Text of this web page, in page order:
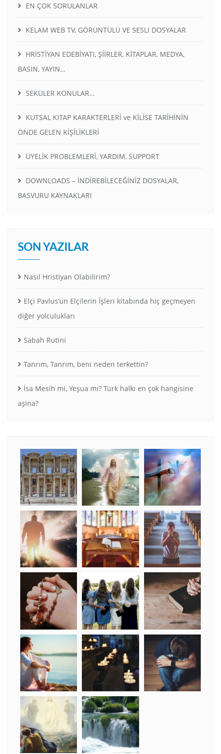
EN ÇOK SORULANLAR
KELAM WEB TV, GÖRÜNTÜLÜ VE SESLI DOSYALAR
HRİSTİYAN EDEBİYATI, ŞİİRLER, KİTAPLAR, MEDYA,
BASIN, YAYIN…
SEKÜLER KONULAR…
KUTSAL KITAP KARAKTERLERİ ve KİLİSE TARİHİNİN
ÖNDE GELEN KİŞİLİKLERİ
ÜYELİK PROBLEMLERİ, YARDIM, SUPPORT
DOWNLOADS – İNDİREBİLECEĞİNİZ DOSYALAR,
BASVURU KAYNAKLARI
SON YAZILAR
Nasıl Hristiyan Olabilirim?
Elçi Pavlus’un Elçilerin İşleri kitabında hiç geçmeyen
diğer yolculukları
Sabah Rutini
Tanrım, Tanrım, beni neden terkettin?
İsa Mesih mi, Yeşua mı? Türk halkı en çok hangisine
aşina?